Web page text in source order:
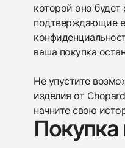
которой оно
подтверждающие
ваша покупка
Не упустите
изделия от
начните свою
Покупка